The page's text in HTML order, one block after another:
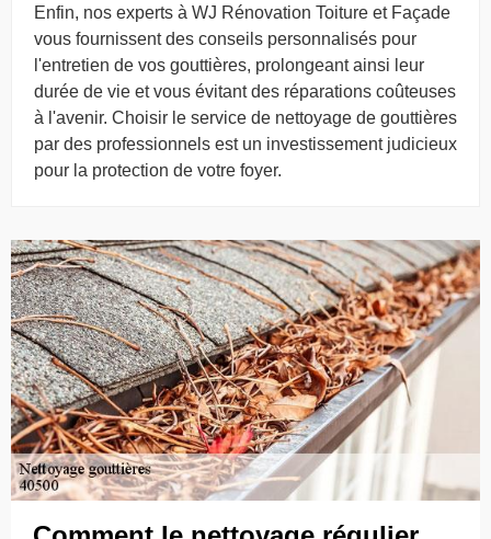
Enfin, nos experts à WJ Rénovation Toiture et Façade
vous fournissent des conseils personnalisés pour
l'entretien de vos gouttières, prolongeant ainsi leur
durée de vie et vous évitant des réparations coûteuses
à l'avenir. Choisir le service de nettoyage de gouttières
par des professionnels est un investissement judicieux
pour la protection de votre foyer.